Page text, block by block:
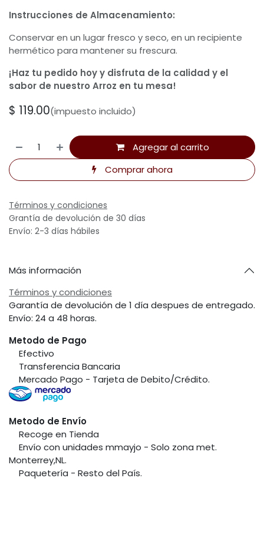
Instrucciones de Almacenamiento:
Conservar en un lugar fresco y seco, en un recipiente
hermético para mantener su frescura.
¡Haz tu pedido hoy y disfruta de la calidad y el
sabor de nuestro Arroz en tu mesa!
$ 119.00(impuesto incluido)
Agregar al carrito
Comprar ahora
Términos y condiciones
Grantía de devolución de 30 días
Envío: 2-3 días hábiles
Más información
Términos y condiciones
Garantía de devolución de 1 día despues de entregado.
Envío: 24 a 48 horas.
Metodo de Pago
​Efectivo
​Transferencia Bancaria
​Mercado Pago - Tarjeta de Debito/Crédito.
Metodo de Envío
​Recoge en Tienda
​Envío con unidades mmayjo - Solo zona met.
Monterrey,NL.
​Paquetería - Resto del País.